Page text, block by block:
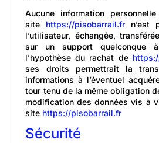
Aucune information
site
https://pisobarrail.fr
n’est
l’utilisateur, échangée,
sur un support quelconque
l’hypothèse du rachat de
ses droits permettrait la
informations à l’éventuel
tour tenu de la même obligation
modification des données vis à
site https://pisobarrail.fr
Sécurité